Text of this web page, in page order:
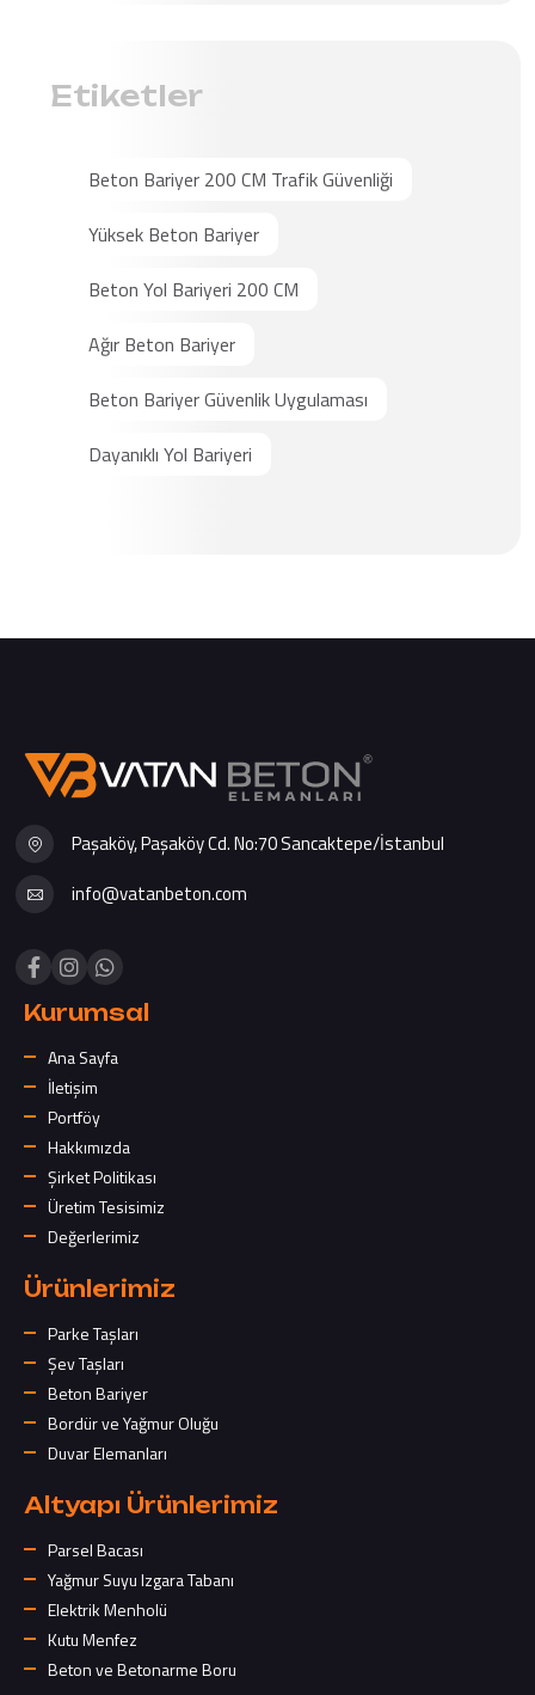
Etiketler
Beton Bariyer 200 CM Trafik Güvenliği
Yüksek Beton Bariyer
Beton Yol Bariyeri 200 CM
Ağır Beton Bariyer
Beton Bariyer Güvenlik Uygulaması
Dayanıklı Yol Bariyeri
Paşaköy, Paşaköy Cd. No:70 Sancaktepe/İstanbul
info@vatanbeton.com
Kurumsal
Ana Sayfa
İletişim
Portföy
Hakkımızda
Şirket Politikası
Üretim Tesisimiz
Değerlerimiz
Ürünlerimiz
Parke Taşları
Şev Taşları
Beton Bariyer
Bordür ve Yağmur Oluğu
Duvar Elemanları
Altyapı Ürünlerimiz
Parsel Bacası
Yağmur Suyu Izgara Tabanı
Elektrik Menholü
Kutu Menfez
Beton ve Betonarme Boru